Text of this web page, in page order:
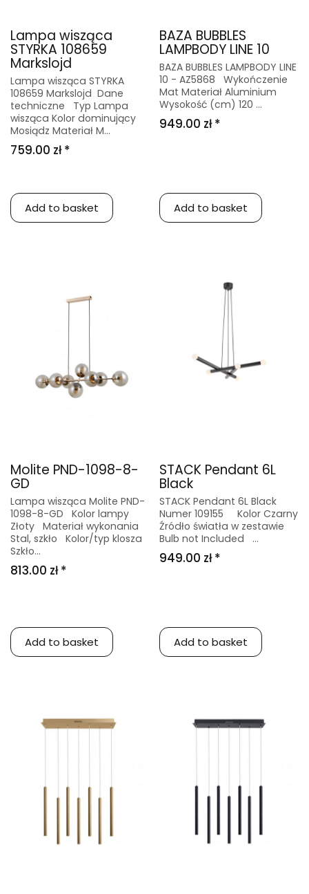
Lampa wisząca
STYRKA 108659
Markslojd
Lampa wisząca STYRKA
108659 Markslojd Dane
techniczne Typ Lampa
wisząca Kolor dominujący
Mosiądz Materiał M...
759.00 zł *
Add to basket
BAZA BUBBLES
LAMPBODY LINE 10
BAZA BUBBLES LAMPBODY LINE
10 - AZ5868 Wykończenie
Mat Materiał Aluminium
Wysokość (cm) 120 ...
949.00 zł *
Add to basket
Molite PND-1098-8-
GD
Lampa wisząca Molite PND-
1098-8-GD Kolor lampy
Złoty Materiał wykonania
Stal, szkło Kolor/typ klosza
Szkło...
813.00 zł *
Add to basket
STACK Pendant 6L
Black
STACK Pendant 6L Black
Numer 109155 Kolor Czarny
Źródło światła w zestawie
Bulb not Included ...
949.00 zł *
Add to basket